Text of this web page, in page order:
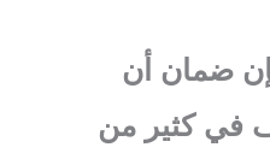
ضمان أن
في كثير من